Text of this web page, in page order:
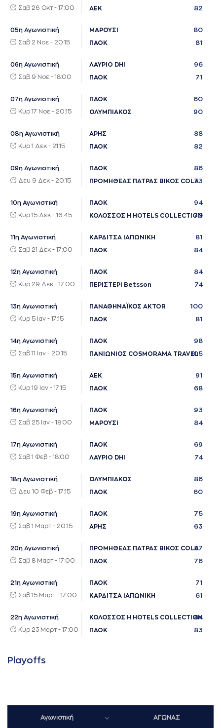
Σαβ 26 Οκτ - 17:00 ΑΕΚ 82
05η Αγωνιστική
Σαβ 2 Νοε - 20:15
ΜΑΡΟΥΣΙ 80
ΠΑΟΚ 81
06η Αγωνιστική
Σαβ 9 Νοε - 18:00
ΛΑΥΡΙΟ DHI 96
ΠΑΟΚ 71
07η Αγωνιστική
Κυρ 17 Νοε - 20:15
ΠΑΟΚ 60
ΟΛΥΜΠΙΑΚΟΣ 90
08η Αγωνιστική
Κυρ 1 Δεκ - 21:15
ΑΡΗΣ 88
ΠΑΟΚ 82
09η Αγωνιστική
Δευ 9 Δεκ - 20:15
ΠΑΟΚ 86
ΠΡΟΜΗΘΕΑΣ ΠΑΤΡΑΣ ΒΙΚΟΣ COLA73
10η Αγωνιστική
Κυρ 15 Δεκ - 16:45
ΠΑΟΚ 94
ΚΟΛΟΣΣΟΣ H HOTELS COLLECTION
70
11η Αγωνιστική
Σαβ 21 Δεκ - 17:00
ΚΑΡΔΙΤΣΑ ΙΑΠΩΝΙΚΗ 81
ΠΑΟΚ 84
12η Αγωνιστική
Κυρ 29 Δεκ - 17:00
ΠΑΟΚ 84
ΠΕΡΙΣΤΕΡΙ Betsson 74
13η Αγωνιστική
Κυρ 5 Ιαν - 17:15
ΠΑΝΑΘΗΝΑΪΚΟΣ AKTOR 100
ΠΑΟΚ 81
14η Αγωνιστική
Σαβ 11 Ιαν - 20:15
ΠΑΟΚ 98
ΠΑΝΙΩΝΙΟΣ COSMORAMA TRAVEL
105
15η Αγωνιστική
Κυρ 19 Ιαν - 17:15
ΑΕΚ 91
ΠΑΟΚ 68
16η Αγωνιστική
Σαβ 25 Ιαν - 18:00
ΠΑΟΚ 93
ΜΑΡΟΥΣΙ 84
17η Αγωνιστική
Σαβ 1 Φεβ - 18:00
ΠΑΟΚ 69
ΛΑΥΡΙΟ DHI 74
18η Αγωνιστική
Δευ 10 Φεβ - 17:15
ΟΛΥΜΠΙΑΚΟΣ 86
ΠΑΟΚ 60
19η Αγωνιστική
Σαβ 1 Μαρτ - 20:15
ΠΑΟΚ 75
ΑΡΗΣ 63
20η Αγωνιστική
Σαβ 8 Μαρτ - 17:00
ΠΡΟΜΗΘΕΑΣ ΠΑΤΡΑΣ ΒΙΚΟΣ COLA87
ΠΑΟΚ 76
21η Αγωνιστική
Σαβ 15 Μαρτ - 17:00
ΠΑΟΚ 71
ΚΑΡΔΙΤΣΑ ΙΑΠΩΝΙΚΗ 61
22η Αγωνιστική
Κυρ 23 Μαρτ - 17:00
ΚΟΛΟΣΣΟΣ H HOTELS COLLECTION
84
ΠΑΟΚ 83
Playoffs
Αγωνιστική ΑΓΩΝΑΣ